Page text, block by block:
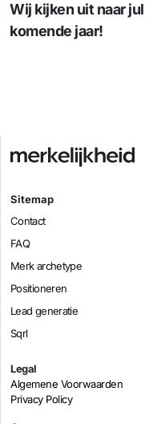
Wij kijken uit naar
komende jaar!
Sitemap
Contact
FAQ
Merk archetype
Positioneren
Lead generatie
Sqrl
Legal
Algemene Voorwaarden
Privacy Policy